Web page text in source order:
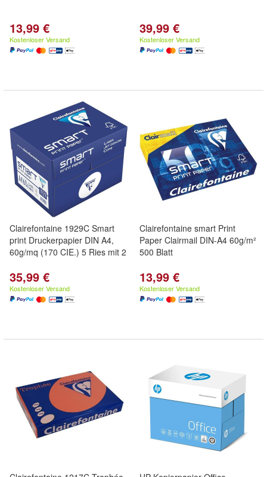
13,99 €
Kostenloser Versand
39,99 €
Kostenloser Versand
Clairefontaine 1929C Smart
print Druckerpapier DIN A4,
60g/mq (170 CIE.) 5 Ries mit 2
35,99 €
Kostenloser Versand
Clairefontaine smart Print
Paper Clairmail DIN-A4 60g/m²
500 Blatt
13,99 €
Kostenloser Versand